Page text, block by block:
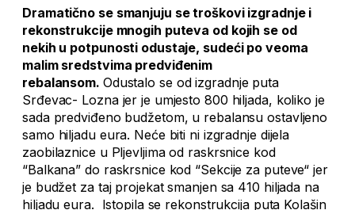
Dramatično se smanjuju se troškovi izgradnje i
rekonstrukcije mnogih puteva od kojih se od
nekih u potpunosti odustaje, sudeći po veoma
malim sredstvima predviđenim
rebalansom. Odustalo se od izgradnje puta
Srđevac- Lozna jer je umjesto 800 hiljada, koliko je
sada predviđeno budžetom, u rebalansu ostavljeno
samo hiljadu eura. Neće biti ni izgradnje dijela
zaobilaznice u Pljevljima od raskrsnice kod
“Balkana” do raskrsnice kod “Sekcije za puteve“ jer
je budžet za taj projekat smanjen sa 410 hiljada na
hiljadu eura. Istopila se rekonstrukcija puta Kolašin